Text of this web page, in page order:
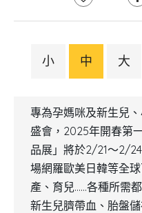
小 中 大
專為孕媽咪及新生兒
盛會，2025年開春第
品展」將於2/21～2/
場網羅歐美日韓等全
產、育兒……各種所需
新生兒臍帶血、胎盤